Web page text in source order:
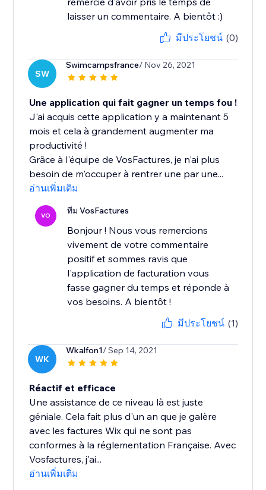
laisser un commentaire. A bientôt :)
มีประโยชน์ (0)
SW
Swimcampsfrance/ Nov 26, 2021
Une application qui fait gagner un temps fou !
J'ai acquis cette application y a maintenant 5
mois et cela à grandement augmenter ma
productivité !
Grâce à l'équipe de VosFactures, je n'ai plus
besoin de m'occuper à rentrer une par une...
อ่านเพิ่มเติม
VO ทีม VosFactures
Bonjour ! Nous vous remercions
vivement de votre commentaire
positif et sommes ravis que
l'application de facturation vous
fasse gagner du temps et réponde à
vos besoins. A bientôt !
มีประโยชน์ (1)
WK
Wkalfon1/ Sep 14, 2021
Réactif et efficace
Une assistance de ce niveau là est juste
géniale. Cela fait plus d'un an que je galère
avec les factures Wix qui ne sont pas
conformes à la réglementation Française. Avec
Vosfactures, j'ai...
อ่านเพิ่มเติม